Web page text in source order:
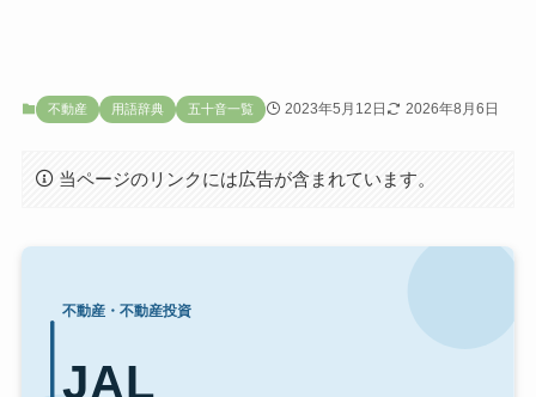
不動産 用語辞典 五十音一覧 2023年5月12日 2026年8月6日
当ページのリンクには広告が含まれています。